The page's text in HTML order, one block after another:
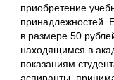
приобретение
принадлежностей.
в размере 50
находящимся в
показаниям